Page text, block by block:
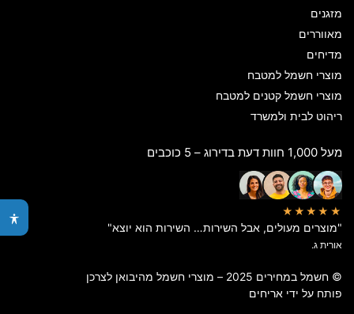
מזגנים
מאווררים
מדיחים
מוצרי חשמל למטבח
מוצרי חשמל קטנים למטבח
ריהוט לבית ולמשרד
מעל 1,000 חוות דעת בדירוג – 5 כוכבים
★★★★★
"מוצרים מעולים, אבל השירות… השירות הוא יוצא"
אורית ג.
© חשמל במחירים 2025 – מוצרי חשמל מהיבואן לצרכן
פותח על ידי אריחים